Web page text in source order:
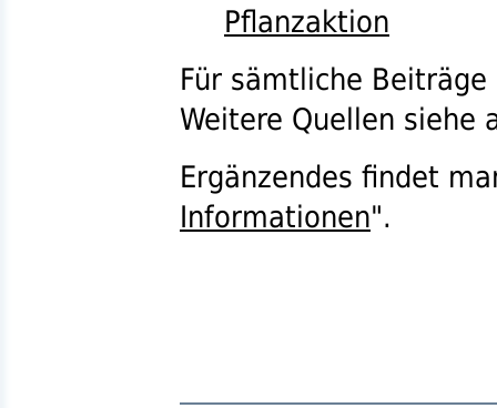
Pflanzaktion
Für sämtliche
Weitere Quellen siehe
Ergänzendes findet
Informationen".